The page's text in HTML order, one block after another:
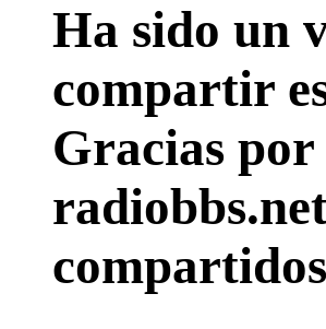
Ha sido un
compartir
Gracias